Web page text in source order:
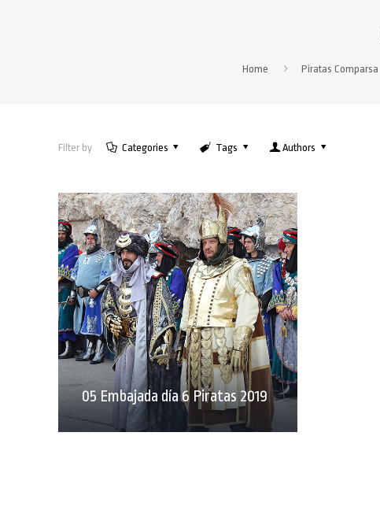
Home Piratas Comparsa
Filter by Categories Tags Authors
05 Embajada día 6 Piratas 2019